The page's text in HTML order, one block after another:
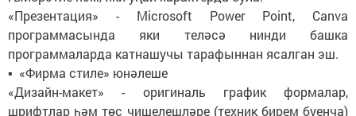
«Презентация» - Microsoft Power Point, Canva
программасында яки теләсә нинди башка
программаларда катнашучы тарафыннан ясалган эш.
▪ «Фирма стиле» юнәлеше
«Дизайн-макет» - оригиналь график формалар,
шрифтлар һәм төс чишелешләре (техник бирем буенча)